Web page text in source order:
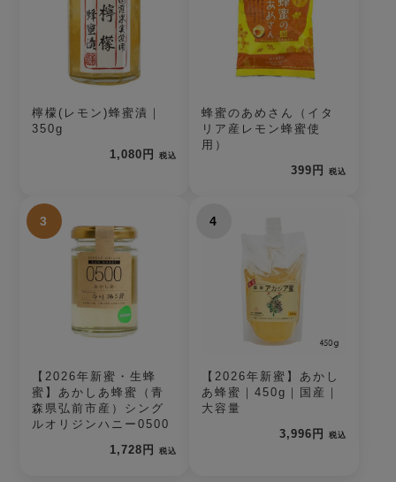
檸檬(レモン)蜂蜜漬｜
350g
1,080円
税込
蜂蜜のあめさん（イタ
リア産レモン蜂蜜使
用）
399円
税込
3
【2026年新蜜・生蜂
蜜】あかしあ蜂蜜（青
森県弘前市産）シング
ルオリジンハニー0500
1,728円
税込
4
【2026年新蜜】あかし
あ蜂蜜｜450g｜国産｜
大容量
3,996円
税込